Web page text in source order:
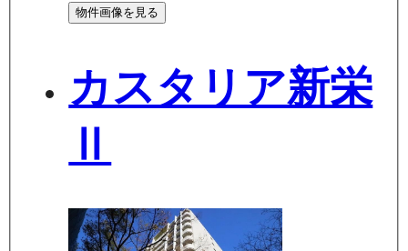
物件画像を見る
カスタリア新栄